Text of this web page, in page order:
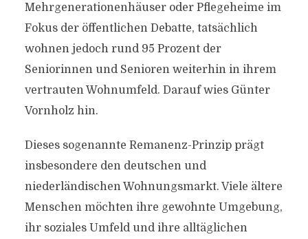
Mehrgenerationenhäuser oder Pflegeheime im
Fokus der öffentlichen Debatte, tatsächlich
wohnen jedoch rund 95 Prozent der
Seniorinnen und Senioren weiterhin in ihrem
vertrauten Wohnumfeld. Darauf wies Günter
Vornholz hin.
Dieses sogenannte Remanenz-Prinzip prägt
insbesondere den deutschen und
niederländischen Wohnungsmarkt. Viele ältere
Menschen möchten ihre gewohnte Umgebung,
ihr soziales Umfeld und ihre alltäglichen